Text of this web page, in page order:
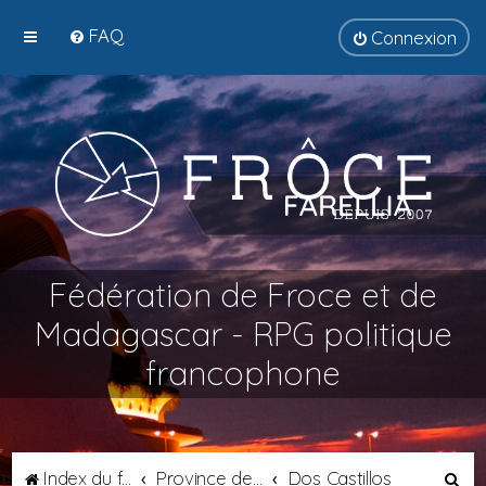
FAQ Connexion
Fédération de Froce et de
Madagascar - RPG politique
francophone
Index du forum Dos Castillos